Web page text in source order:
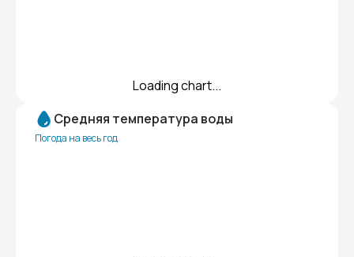
Loading chart...
Средняя температура воды
Погода на весь год